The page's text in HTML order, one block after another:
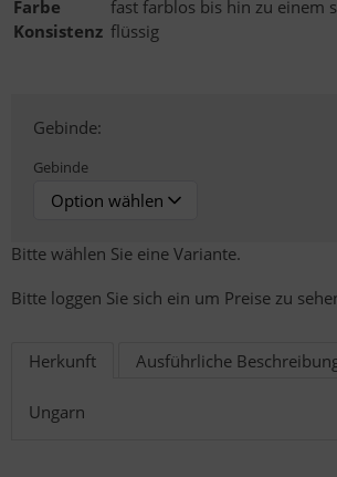
Farbe
fast farblos bis hin zu einem
Konsistenz flüssig
Gebinde:
Gebinde
Bitte wählen Sie eine Variante.
Bitte loggen Sie sich ein um Preise zu
Herkunft Ausführliche
Ungarn